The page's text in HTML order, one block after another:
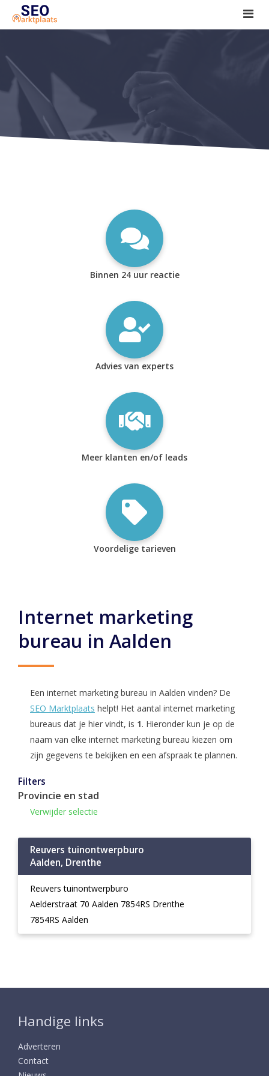
SEO tools reviews
Marketeer bij jou in de buurt?
Offerte
1. Seo voor beginners +
2. Onderzoeken +
Binnen 24 uur reactie
Advies van experts
Meer klanten en/of leads
Voordelige tarieven
Internet marketing
bureau in Aalden
Een internet marketing bureau in Aalden vinden? De
SEO Marktplaats helpt! Het aantal internet marketing
bureaus dat je hier vindt, is 1. Hieronder kun je op de
naam van elke internet marketing bureau kiezen om
zijn gegevens te bekijken en een afspraak te plannen.
Filters
Provincie en stad
Verwijder selectie
Reuvers tuinontwerpburo
Aalden, Drenthe
Reuvers tuinontwerpburo
Aelderstraat 70 Aalden 7854RS Drenthe
7854RS Aalden
Handige links
Adverteren
Contact